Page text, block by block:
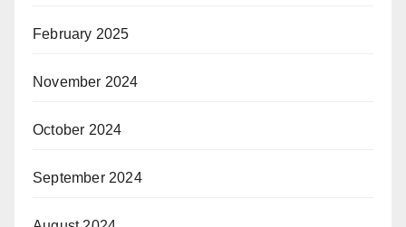
February 2025
November 2024
October 2024
September 2024